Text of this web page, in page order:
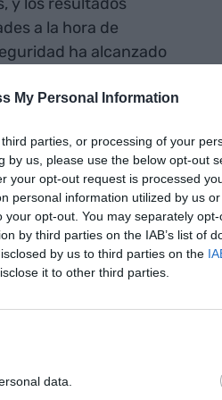
My Personal Information
parties, or processing of your
by us, please use the below opt-out
your opt-out request is processed
personal information utilized by us
opt-out. You may separately
by third parties on the IAB’s list of
by us to third parties on the
it to other third parties.
data.
y los resultados
a la hora de
ha alcanzado
para empresas
a buen precio?
es el famoso mensaje
viene acompañada de
datos bancarios para